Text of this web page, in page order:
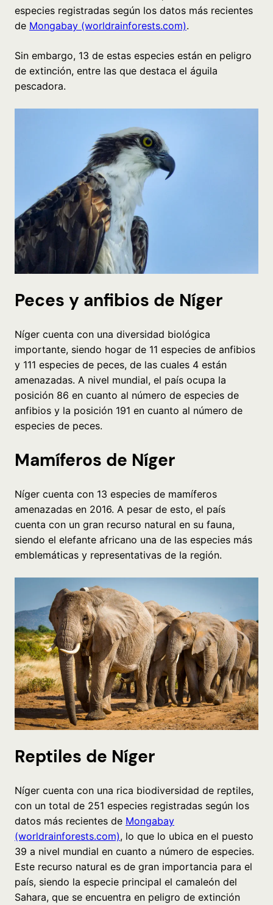
especies registradas según los datos más recientes
de Mongabay (worldrainforests.com).
Sin embargo, 13 de estas especies están en peligro
de extinción, entre las que destaca el águila
pescadora.
Peces y anfibios de Níger
Níger cuenta con una diversidad biológica
importante, siendo hogar de 11 especies de anfibios
y 111 especies de peces, de las cuales 4 están
amenazadas. A nivel mundial, el país ocupa la
posición 86 en cuanto al número de especies de
anfibios y la posición 191 en cuanto al número de
especies de peces.
Mamíferos de Níger
Níger cuenta con 13 especies de mamíferos
amenazadas en 2016. A pesar de esto, el país
cuenta con un gran recurso natural en su fauna,
siendo el elefante africano una de las especies más
emblemáticas y representativas de la región.
Reptiles de Níger
Níger cuenta con una rica biodiversidad de reptiles,
con un total de 251 especies registradas según los
datos más recientes de Mongabay
(worldrainforests.com), lo que lo ubica en el puesto
39 a nivel mundial en cuanto a número de especies.
Este recurso natural es de gran importancia para el
país, siendo la especie principal el camaleón del
Sahara, que se encuentra en peligro de extinción